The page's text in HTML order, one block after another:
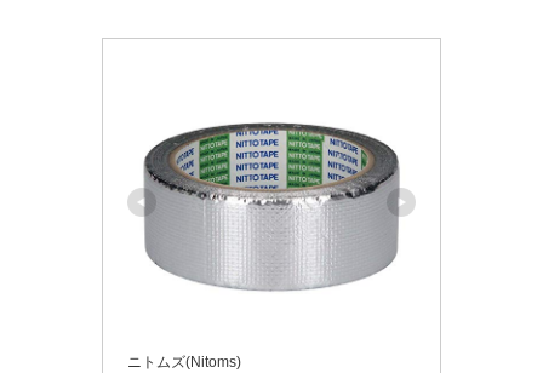
ニトムズ(Nitoms)